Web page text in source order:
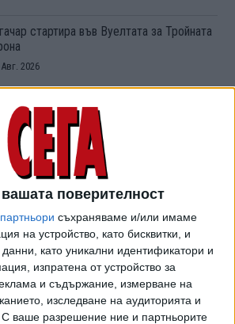
поверителност
партньори съхраняваме и/или имаме
на устройство, като бисквитки, и
като уникални идентификатори и
изпратена от устройство за
и съдържание, измерване на
изследване на аудиторията и
С ваше разрешение ние и партньорите
стартира във Вуелтата за Тройната
2026
ще е последното стъпало за "Левски"
ШЛ
Авг. 2026
ни заеха 7-о и 10-о място в
2026
е надеждата за медал на Евро
по лека атлетика